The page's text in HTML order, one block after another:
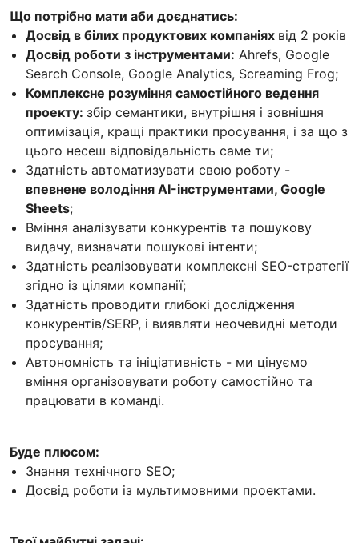
Що потрібно мати аби доєднатись:
Досвід в білих продуктових компаніях від 2 років
Досвід роботи з інструментами: Ahrefs, Google
Search Console, Google Analytics, Screaming Frog;
Комплексне розуміння самостійного ведення
проекту: збір семантики, внутрішня і зовнішня
оптимізація, кращі практики просування, і за що з
цього несеш відповідальність саме ти;
Здатність автоматизувати свою роботу -
впевнене володіння AI-інструментами, Google
Sheets;
Вміння аналізувати конкурентів та пошукову
видачу, визначати пошукові інтенти;
Здатність реалізовувати комплексні SEO-стратегії
згідно із цілями компанії;
Здатність проводити глибокі дослідження
конкурентів/SERP, і виявляти неочевидні методи
просування;
Автономність та ініціативність - ми цінуємо
вміння організовувати роботу самостійно та
працювати в команді.
Буде плюсом:
Знання технічного SEO;
Досвід роботи із мультимовними проектами.